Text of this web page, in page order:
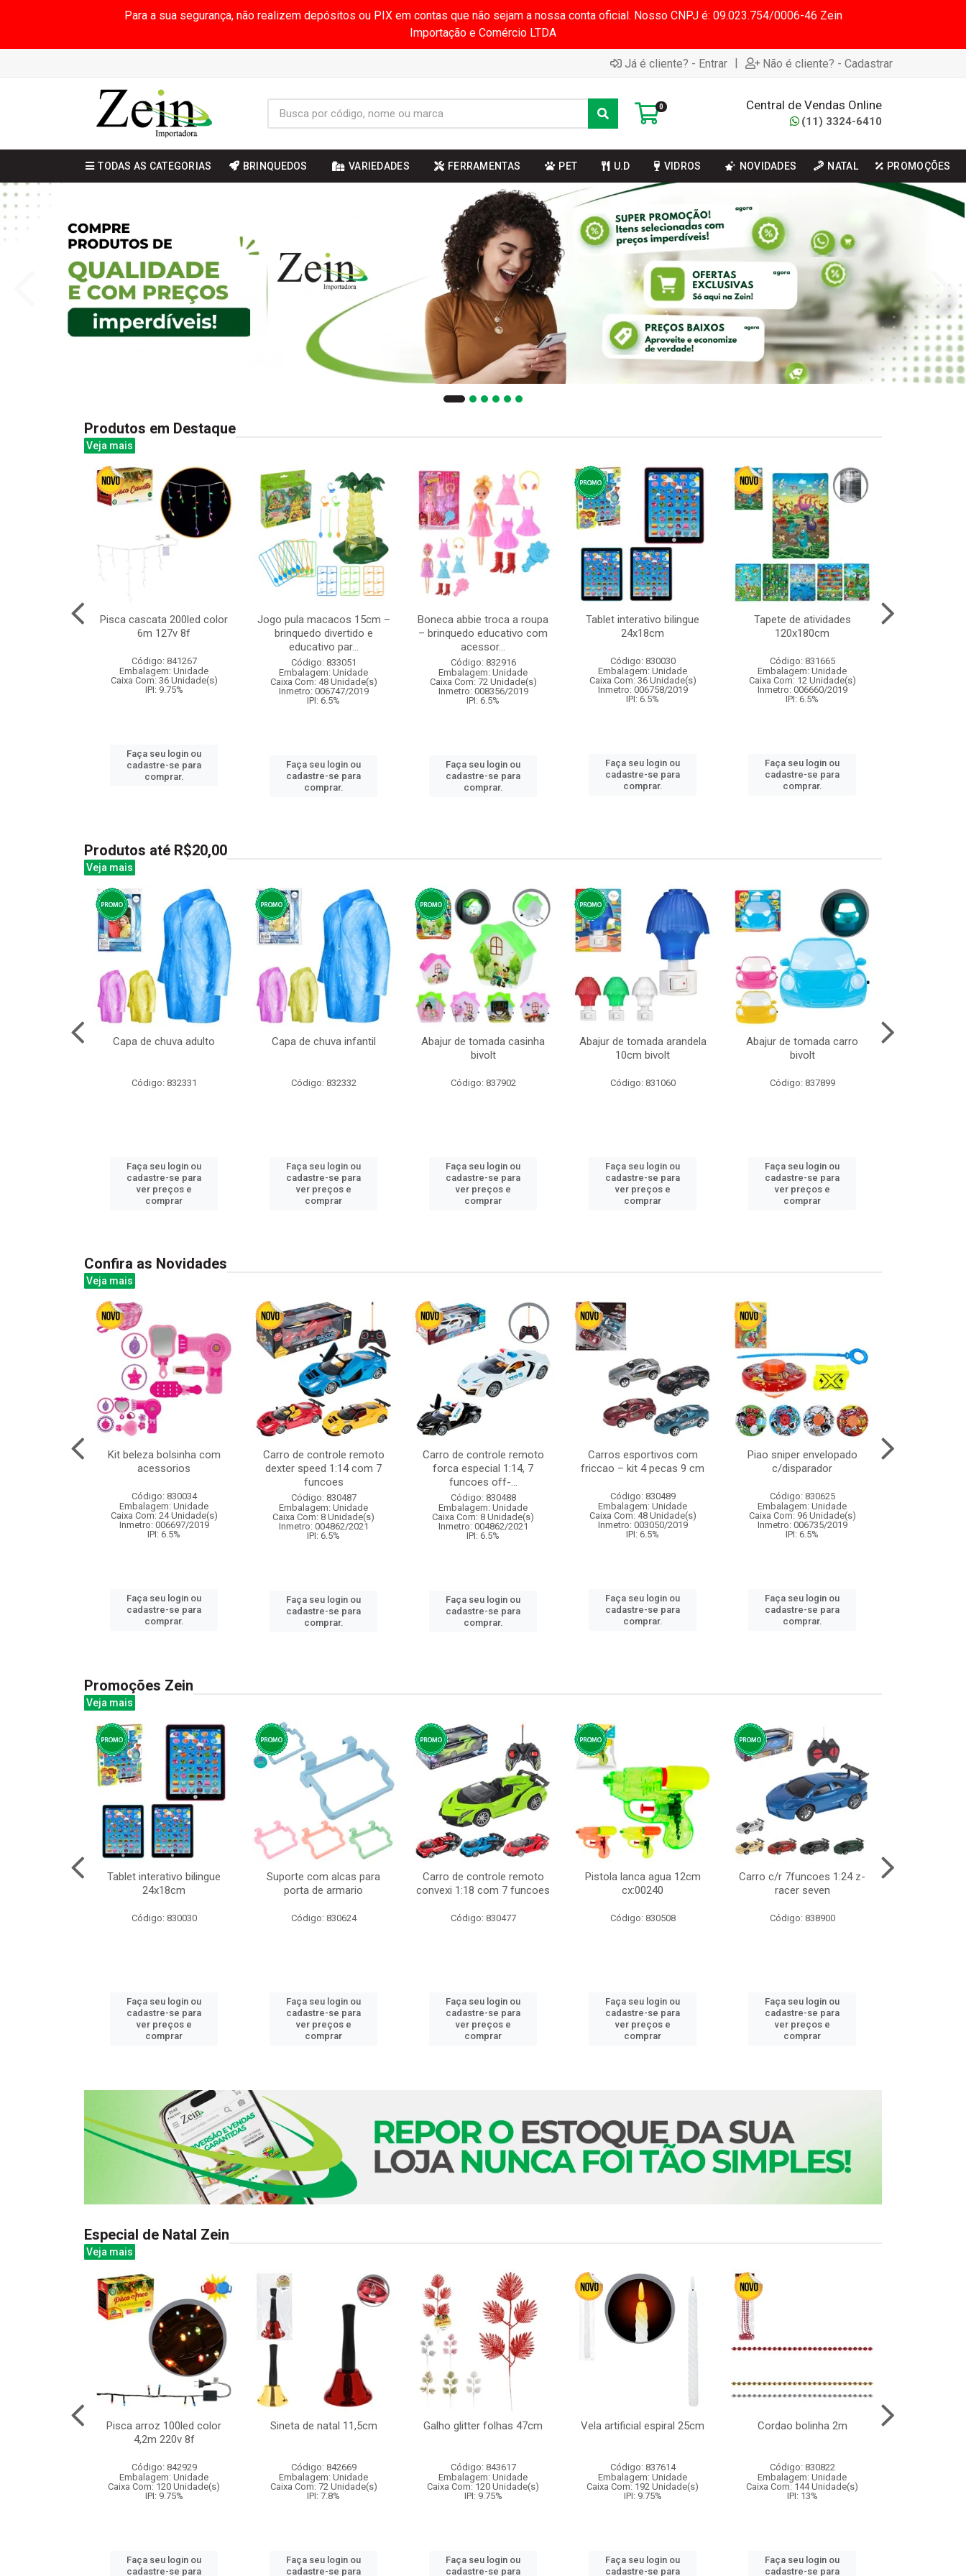
Para a sua segurança, não realizem depósitos ou PIX em contas que não sejam a nossa conta oficial. Nosso CNPJ é: 09.023.754/0006-46 Zein
Importação e Comércio LTDA
Já é cliente? - Entrar | Não é cliente? - Cadastrar
0 Central de Vendas Online
(11) 3324-6410
TODAS AS CATEGORIAS BRINQUEDOS VARIEDADES FERRAMENTAS PET U.D VIDROS NOVIDADES NATAL PROMOÇÕES
Produtos em Destaque
Veja mais
Pisca cascata 200led color
6m 127v 8f
Código: 841267
Embalagem: Unidade
Caixa Com: 36 Unidade(s)
IPI: 9.75%
Faça seu login ou
cadastre-se para
comprar.
Jogo pula macacos 15cm –
brinquedo divertido e
educativo par...
Código: 833051
Embalagem: Unidade
Caixa Com: 48 Unidade(s)
Inmetro: 006747/2019
IPI: 6.5%
Faça seu login ou
cadastre-se para
comprar.
Boneca abbie troca a roupa
– brinquedo educativo com
acessor...
Código: 832916
Embalagem: Unidade
Caixa Com: 72 Unidade(s)
Inmetro: 008356/2019
IPI: 6.5%
Faça seu login ou
cadastre-se para
comprar.
Tablet interativo bilingue
24x18cm
Código: 830030
Embalagem: Unidade
Caixa Com: 36 Unidade(s)
Inmetro: 006758/2019
IPI: 6.5%
Faça seu login ou
cadastre-se para
comprar.
Tapete de atividades
120x180cm
Código: 831665
Embalagem: Unidade
Caixa Com: 12 Unidade(s)
Inmetro: 006660/2019
IPI: 6.5%
Faça seu login ou
cadastre-se para
comprar.
Produtos até R$20,00
Veja mais
Capa de chuva adulto
Código: 832331
Faça seu login ou
cadastre-se para
ver preços e
comprar
Capa de chuva infantil
Código: 832332
Faça seu login ou
cadastre-se para
ver preços e
comprar
Abajur de tomada casinha
bivolt
Código: 837902
Faça seu login ou
cadastre-se para
ver preços e
comprar
Abajur de tomada arandela
10cm bivolt
Código: 831060
Faça seu login ou
cadastre-se para
ver preços e
comprar
Abajur de tomada carro
bivolt
Código: 837899
Faça seu login ou
cadastre-se para
ver preços e
comprar
Confira as Novidades
Veja mais
Kit beleza bolsinha com
acessorios
Código: 830034
Embalagem: Unidade
Caixa Com: 24 Unidade(s)
Inmetro: 006697/2019
IPI: 6.5%
Faça seu login ou
cadastre-se para
comprar.
Carro de controle remoto
dexter speed 1:14 com 7
funcoes
Código: 830487
Embalagem: Unidade
Caixa Com: 8 Unidade(s)
Inmetro: 004862/2021
IPI: 6.5%
Faça seu login ou
cadastre-se para
comprar.
Carro de controle remoto
forca especial 1:14, 7
funcoes off-...
Código: 830488
Embalagem: Unidade
Caixa Com: 8 Unidade(s)
Inmetro: 004862/2021
IPI: 6.5%
Faça seu login ou
cadastre-se para
comprar.
Carros esportivos com
friccao – kit 4 pecas 9 cm
Código: 830489
Embalagem: Unidade
Caixa Com: 48 Unidade(s)
Inmetro: 003050/2019
IPI: 6.5%
Faça seu login ou
cadastre-se para
comprar.
Piao sniper envelopado
c/disparador
Código: 830625
Embalagem: Unidade
Caixa Com: 96 Unidade(s)
Inmetro: 006735/2019
IPI: 6.5%
Faça seu login ou
cadastre-se para
comprar.
Promoções Zein
Veja mais
Tablet interativo bilingue
24x18cm
Código: 830030
Faça seu login ou
cadastre-se para
ver preços e
comprar
Suporte com alcas para
porta de armario
Código: 830624
Faça seu login ou
cadastre-se para
ver preços e
comprar
Carro de controle remoto
convexi 1:18 com 7 funcoes
Código: 830477
Faça seu login ou
cadastre-se para
ver preços e
comprar
Pistola lanca agua 12cm
cx:00240
Código: 830508
Faça seu login ou
cadastre-se para
ver preços e
comprar
Carro c/r 7funcoes 1:24 z-
racer seven
Código: 838900
Faça seu login ou
cadastre-se para
ver preços e
comprar
Especial de Natal Zein
Veja mais
Pisca arroz 100led color
4,2m 220v 8f
Código: 842929
Embalagem: Unidade
Caixa Com: 120 Unidade(s)
IPI: 9.75%
Faça seu login ou
cadastre-se para
Sineta de natal 11,5cm
Código: 842669
Embalagem: Unidade
Caixa Com: 72 Unidade(s)
IPI: 7.8%
Faça seu login ou
cadastre-se para
Galho glitter folhas 47cm
Código: 843617
Embalagem: Unidade
Caixa Com: 120 Unidade(s)
IPI: 9.75%
Faça seu login ou
cadastre-se para
Vela artificial espiral 25cm
Código: 837614
Embalagem: Unidade
Caixa Com: 192 Unidade(s)
IPI: 9.75%
Faça seu login ou
cadastre-se para
Cordao bolinha 2m
Código: 830822
Embalagem: Unidade
Caixa Com: 144 Unidade(s)
IPI: 13%
Faça seu login ou
cadastre-se para